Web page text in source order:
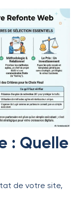
: Quelle
de votre site,